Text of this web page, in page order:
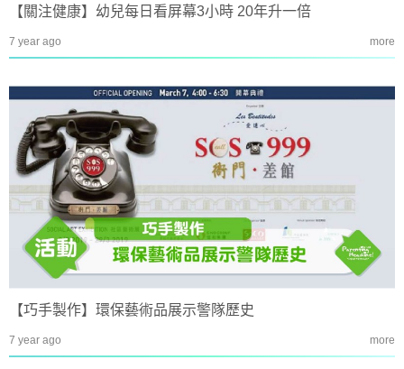
【關注健康】幼兒每日看屏幕3小時 20年升一倍
7 year ago more
【巧手製作】環保藝術品展示警隊歷史
7 year ago more